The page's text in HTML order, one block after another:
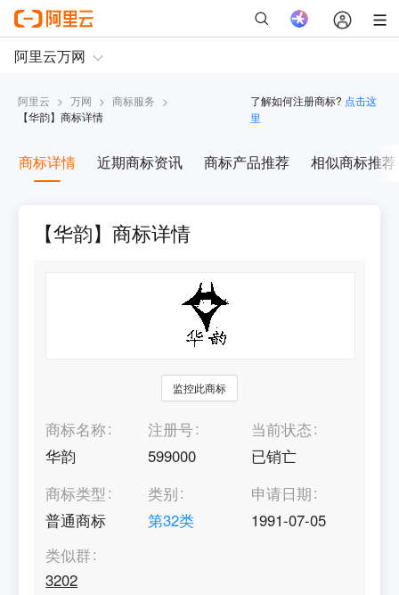
阿里云 > 万网 > 商标服务 >
【华韵】商标详情
了解如何注册商标? 点击这
里
商标详情 近期商标资讯 商标产品推荐 相似商标推荐
【华韵】商标详情
监控此商标
商标名称
华韵
注册号
599000
当前状态
已销亡
商标类型
普通商标
类别
第32类
申请日期
1991-07-05
类似群
3202